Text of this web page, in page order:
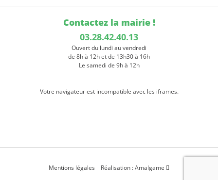
Contactez la mairie !
03.28.42.40.13
Ouvert du lundi au vendredi
de 8h à 12h et de 13h30 à 16h
Le samedi de 9h à 12h
Votre navigateur est incompatible avec les iframes.
Mentions légales Réalisation : Amalgame